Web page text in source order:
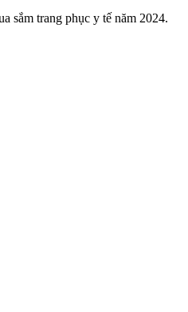
sắm trang phục y tế năm 2024.